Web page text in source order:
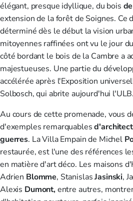
élégant, presque idyllique, du bois
extension de la forêt de Soignes. Ce
déterminé dès le début la vision
mitoyennes raffinées ont vu le jour
côté bordant le bois de la Cambre a
majestueuses. Une partie du
accélérée après l'Exposition
Solbosch, qui abrite aujourd'hui l'ULB.
Au cours de cette promenade, vous
d'exemples remarquables
guerres. La Villa Empain de Michel
restaurée, est l'une des références
en matière d'art déco. Les maisons
Adrien Blomme, StanislasJasinski,
Alexis Dumont,entre autres,